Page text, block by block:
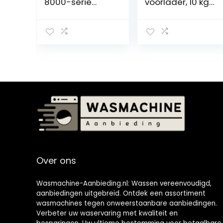
Voorbelading 9
zwart, LR7H14UAB
Over ons
Wasmachine-Aanbieding.nl: Wassen vereenvoudigd,
aanbiedingen uitgebreid. Ontdek een assortiment
wasmachines tegen onweerstaanbare aanbiedingen.
Verbeter uw waservaring met kwaliteit en